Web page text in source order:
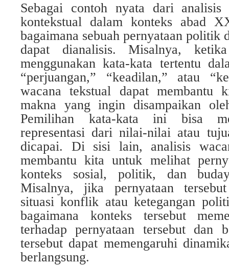
Sebagai contoh nyata dari analisis
kontekstual dalam konteks abad
bagaimana sebuah pernyataan politik
dapat dianalisis. Misalnya,
menggunakan kata-kata tertentu
“perjuangan,” “keadilan,” atau
wacana tekstual dapat membantu
makna yang ingin disampaikan
Pemilihan kata-kata ini bisa
representasi dari nilai-nilai atau
dicapai. Di sisi lain, analisis
membantu kita untuk melihat
konteks sosial, politik, dan
Misalnya, jika pernyataan
situasi konflik atau ketegangan
bagaimana konteks tersebut
terhadap pernyataan tersebut dan
tersebut dapat memengaruhi
berlangsung.